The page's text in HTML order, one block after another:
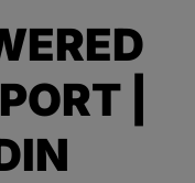
|